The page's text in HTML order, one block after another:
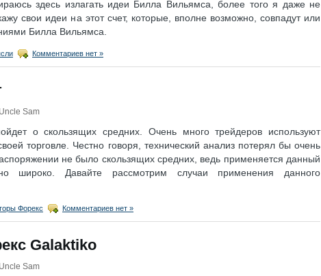
здесь излагать идеи Билла Вильямса, более того я даже не
свои идеи на этот счет, которые, вполне возможно, совпадут или
Билла Вильямса.
Комментариев нет »
Uncle Sam
о скользящих средних. Очень много трейдеров используют
торговле. Честно говоря, технический анализ потерял бы очень
не было скользящих средних, ведь применяется данный
широко. Давайте рассмотрим случаи применения данного
Форекс Комментариев нет »
Galaktiko
Uncle Sam